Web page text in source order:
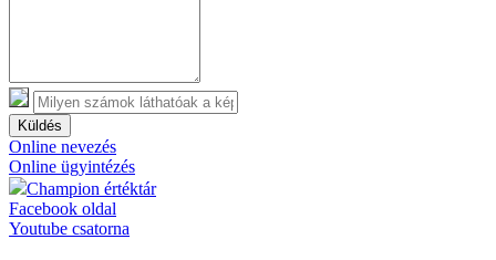
Küldés
Online nevezés
Online ügyintézés
Champion értéktár
Facebook oldal
Youtube csatorna